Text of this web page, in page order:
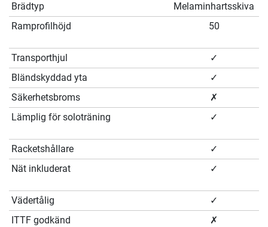
Brädtyp
Melaminhartsskiva
Ramprofilhöjd
50
Transporthjul
✓
Bländskyddad yta
✓
Säkerhetsbroms
✗
Lämplig för soloträning
✓
Racketshållare
✓
Nät inkluderat
✓
Vädertålig
✓
ITTF godkänd
✗